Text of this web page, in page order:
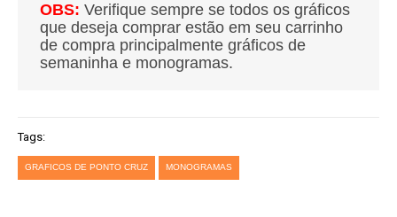
OBS: Verifique sempre se todos os gráficos
que deseja comprar estão em seu carrinho
de compra principalmente gráficos de
semaninha e monogramas.
Tags:
GRAFICOS DE PONTO CRUZ MONOGRAMAS